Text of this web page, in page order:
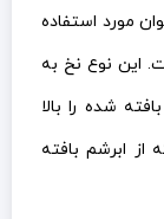
مورد استفاده
این نوع نخ به
شده را بالا
ابرشم بافته